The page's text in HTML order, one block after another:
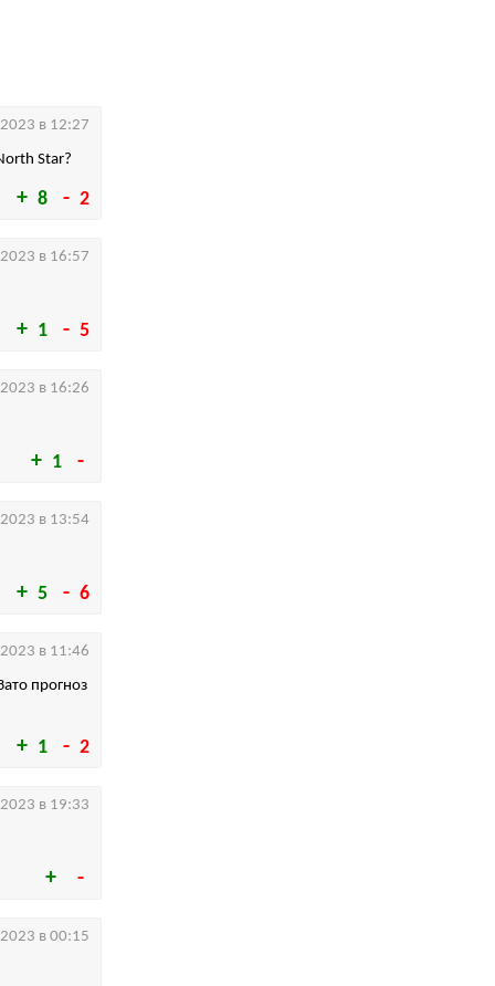
8 2
Star?
в 12:27
1 5
в 16:57
1
в 16:26
5 6
в 13:54
1 2
прогноз
в 11:46
в 19:33
в 00:15